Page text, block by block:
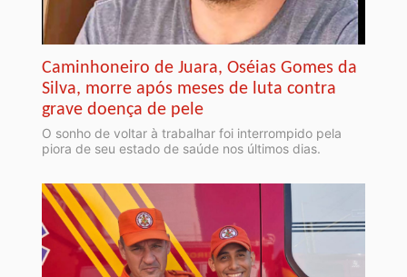
Caminhoneiro de Juara, Oséias Gomes da
Silva, morre após meses de luta contra
grave doença de pele
O sonho de voltar à trabalhar foi interrompido pela
piora de seu estado de saúde nos últimos dias.